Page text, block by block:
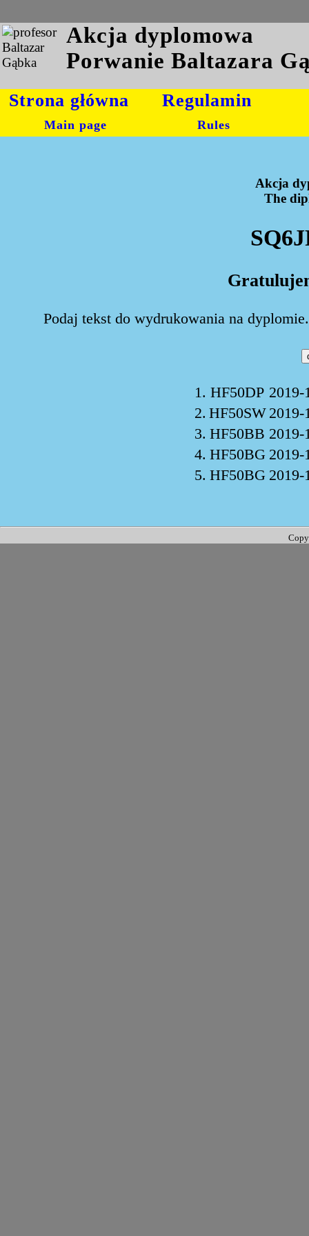
Akcja dyplomowa
Porwanie Baltazara
Strona główna
Main page
Regulamin
Rules
Akcja
The
Podaj tekst do wydrukowania na
1. HF50DP 2019-
2. HF50SW 2019-
3. HF50BB 2019-
4. HF50BG 2019-
5. HF50BG 2019-